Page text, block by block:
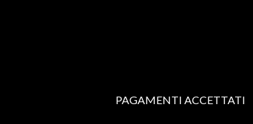
PAGAMENTI ACCETTATI